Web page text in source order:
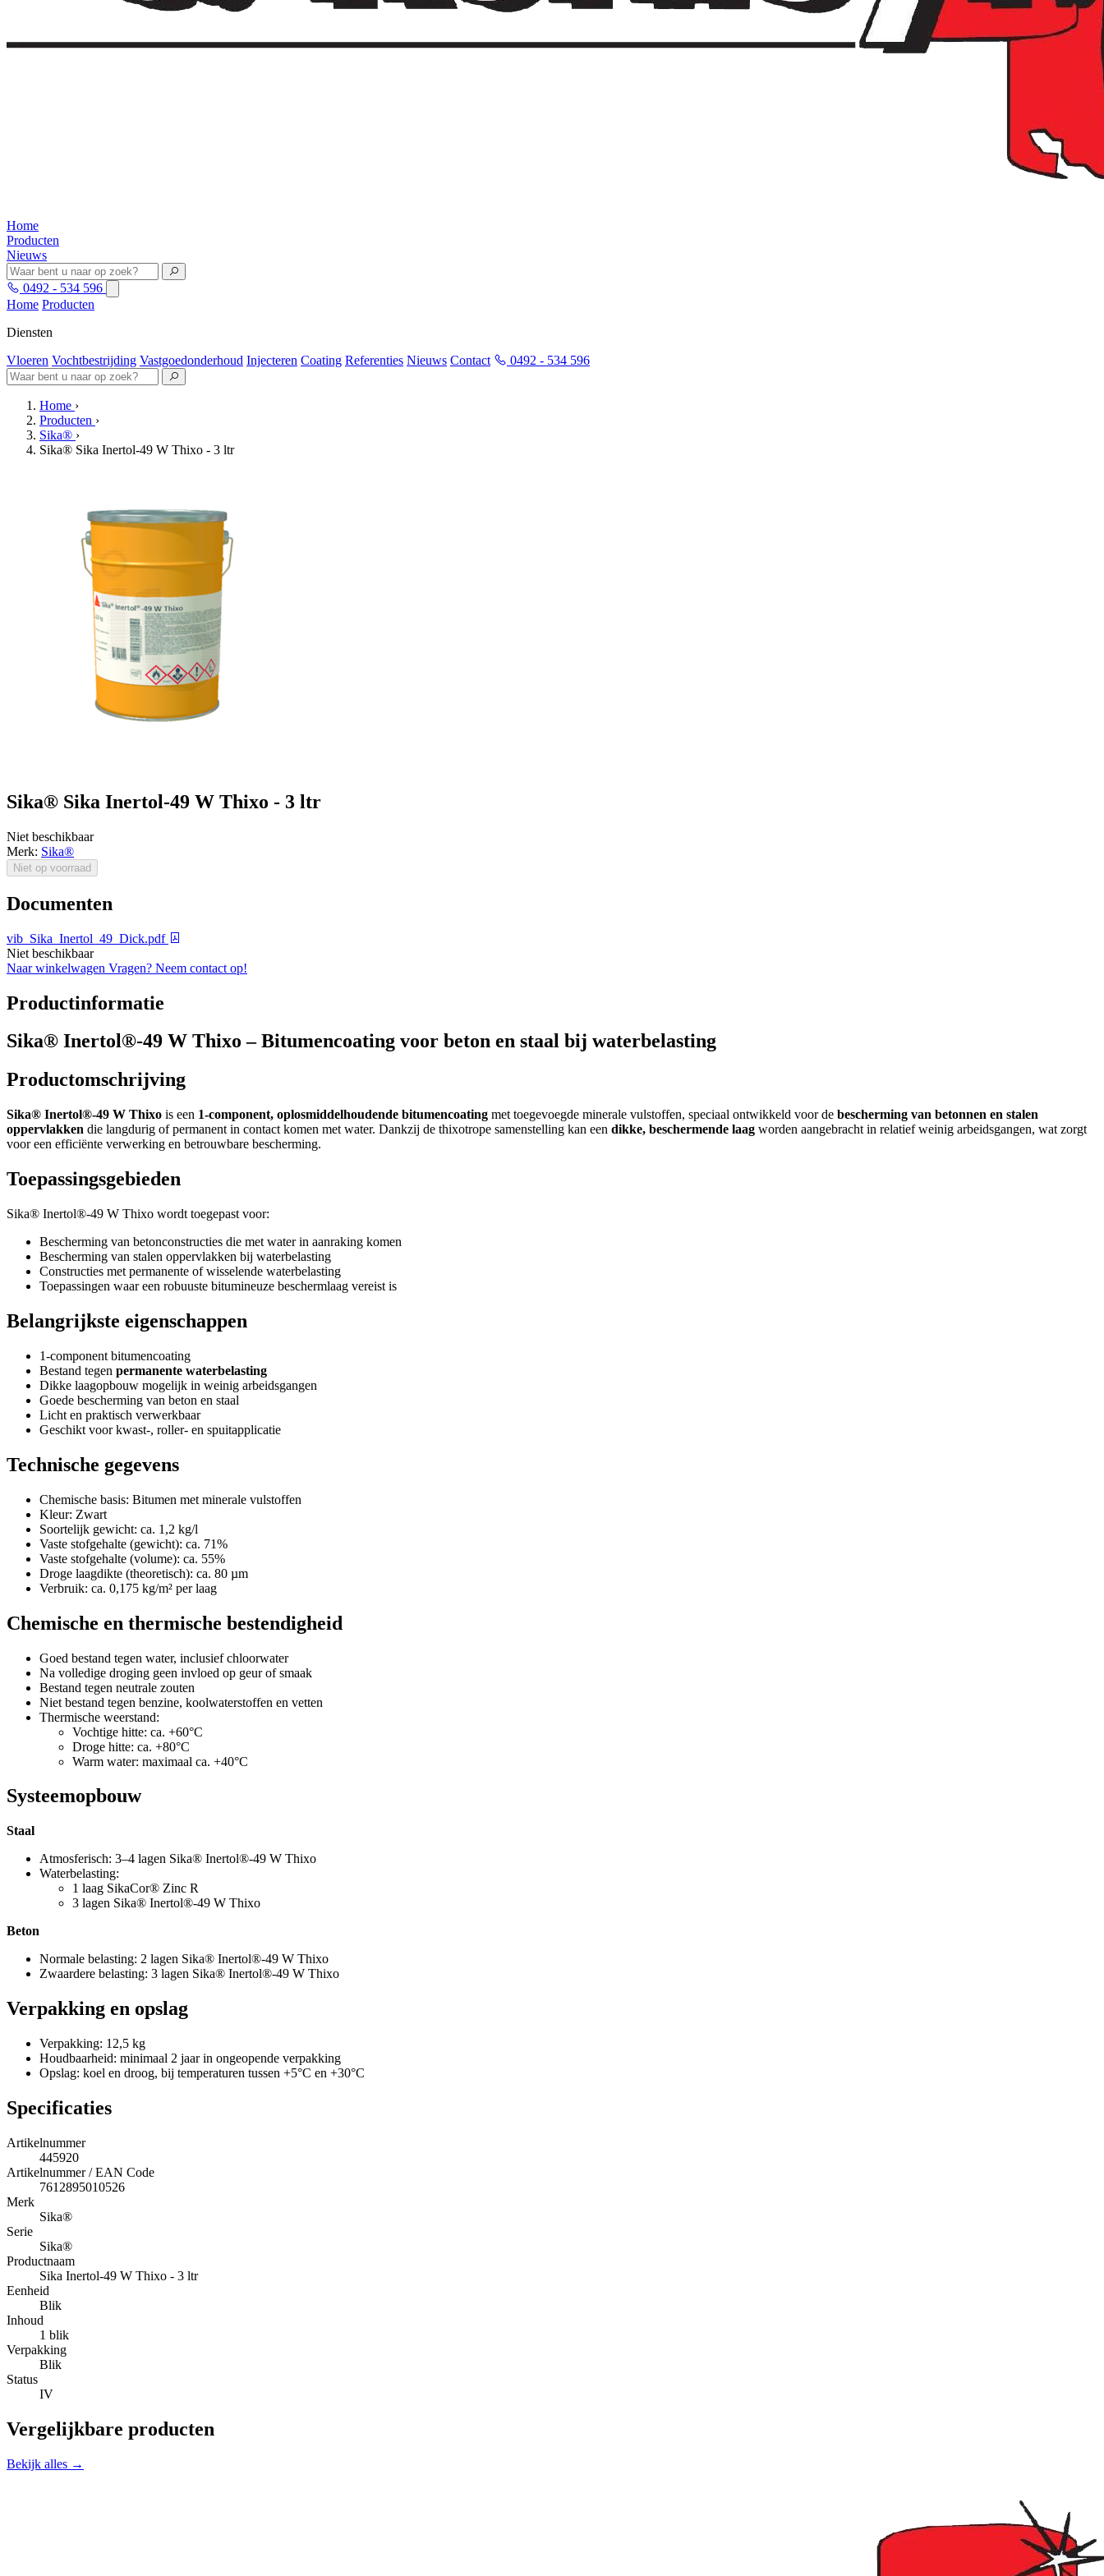
Home
Producten
Nieuws
0492 - 534 596
Home Producten
Diensten
Vloeren Vochtbestrijding Vastgoedonderhoud Injecteren Coating Referenties Nieuws Contact 0492 - 534 596
Home ›
Producten ›
Sika® ›
Sika® Sika Inertol-49 W Thixo - 3 ltr
Sika® Sika Inertol-49 W Thixo - 3 ltr
Niet beschikbaar
Merk: Sika®
Niet op voorraad
Documenten
vib_Sika_Inertol_49_Dick.pdf
Niet beschikbaar
Naar winkelwagen Vragen? Neem contact op!
Productinformatie
Sika® Inertol®-49 W Thixo – Bitumencoating voor beton en staal bij waterbelasting
Productomschrijving
Sika® Inertol®-49 W Thixo is een 1-component, oplosmiddelhoudende bitumencoating met toegevoegde minerale vulstoffen, speciaal ontwikkeld voor de bescherming van betonnen en stalen
oppervlakken die langdurig of permanent in contact komen met water. Dankzij de thixotrope samenstelling kan een dikke, beschermende laag worden aangebracht in relatief weinig arbeidsgangen, wat zorgt
voor een efficiënte verwerking en betrouwbare bescherming.
Toepassingsgebieden
Sika® Inertol®-49 W Thixo wordt toegepast voor:
Bescherming van betonconstructies die met water in aanraking komen
Bescherming van stalen oppervlakken bij waterbelasting
Constructies met permanente of wisselende waterbelasting
Toepassingen waar een robuuste bitumineuze beschermlaag vereist is
Belangrijkste eigenschappen
1-component bitumencoating
Bestand tegen permanente waterbelasting
Dikke laagopbouw mogelijk in weinig arbeidsgangen
Goede bescherming van beton en staal
Licht en praktisch verwerkbaar
Geschikt voor kwast-, roller- en spuitapplicatie
Technische gegevens
Chemische basis: Bitumen met minerale vulstoffen
Kleur: Zwart
Soortelijk gewicht: ca. 1,2 kg/l
Vaste stofgehalte (gewicht): ca. 71%
Vaste stofgehalte (volume): ca. 55%
Droge laagdikte (theoretisch): ca. 80 µm
Verbruik: ca. 0,175 kg/m² per laag
Chemische en thermische bestendigheid
Goed bestand tegen water, inclusief chloorwater
Na volledige droging geen invloed op geur of smaak
Bestand tegen neutrale zouten
Niet bestand tegen benzine, koolwaterstoffen en vetten
Thermische weerstand:
Vochtige hitte: ca. +60°C
Droge hitte: ca. +80°C
Warm water: maximaal ca. +40°C
Systeemopbouw
Staal
Atmosferisch: 3–4 lagen Sika® Inertol®-49 W Thixo
Waterbelasting:
1 laag SikaCor® Zinc R
3 lagen Sika® Inertol®-49 W Thixo
Beton
Normale belasting: 2 lagen Sika® Inertol®-49 W Thixo
Zwaardere belasting: 3 lagen Sika® Inertol®-49 W Thixo
Verpakking en opslag
Verpakking: 12,5 kg
Houdbaarheid: minimaal 2 jaar in ongeopende verpakking
Opslag: koel en droog, bij temperaturen tussen +5°C en +30°C
Specificaties
Artikelnummer
445920
Artikelnummer / EAN Code
7612895010526
Merk
Sika®
Serie
Sika®
Productnaam
Sika Inertol-49 W Thixo - 3 ltr
Eenheid
Blik
Inhoud
1 blik
Verpakking
Blik
Status
IV
Vergelijkbare producten
Bekijk alles →